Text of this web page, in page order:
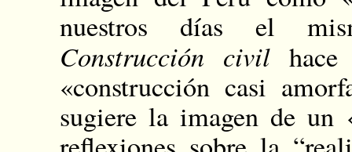
nuestros días el
Construcción civilhace
«construcción casi
sugiere la imagen de un